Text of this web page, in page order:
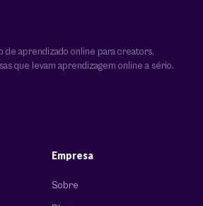
aprendizado online para creators,
que levam aprendizagem online a sério.
Empresa
Sobre